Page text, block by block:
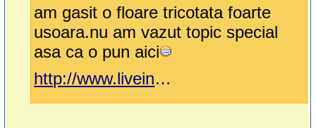
am gasit o floare tricotata foarte
usoara.nu am vazut topic special
asa ca o pun aici
http://www.liveinternet.ru/users/3218999/post187789158/